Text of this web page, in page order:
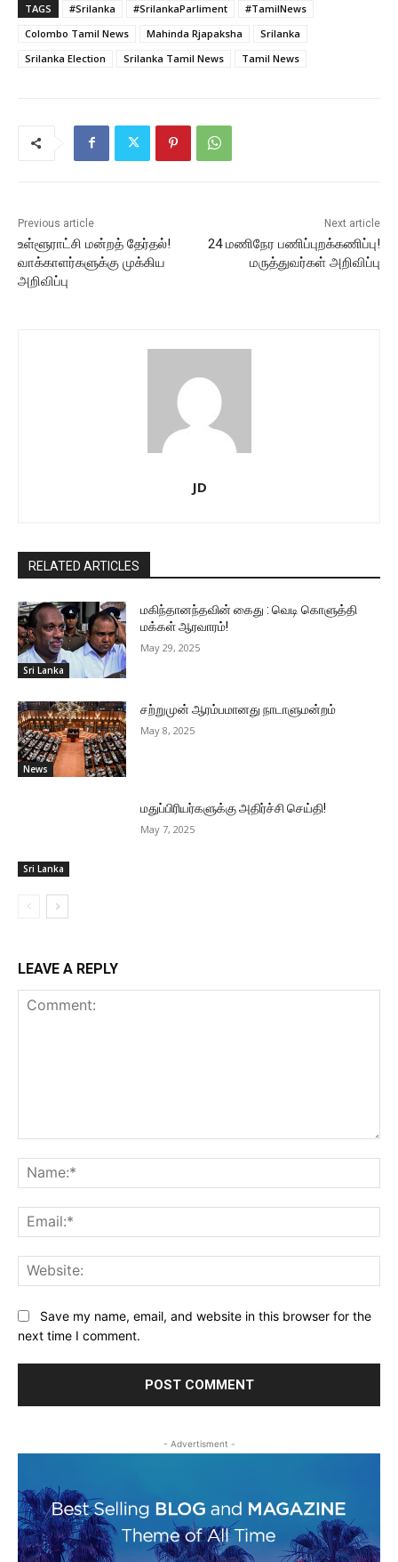
TAGS #Srilanka #SrilankaParliment
#TamilNews
Colombo Tamil News
Mahinda Rjapaksha
Srilanka
Srilanka Election
Srilanka Tamil News Tamil News
Previous article
உள்ளூராட்சி மன்றத் தேர்தல்!
வாக்காளர்களுக்கு முக்கிய
அறிவிப்பு
Next article
24 மணிநேர பணிப்புறக்கணிப்பு!
மருத்துவர்கள் அறிவிப்பு
JD
RELATED ARTICLES
Sri Lanka
மகிந்தானந்தவின் கைது : வெடி கொளுத்தி
மக்கள் ஆரவாரம்!
May 29, 2025
News
சற்றுமுன் ஆரம்பமானது நாடாளுமன்றம்
May 8, 2025
Sri Lanka
மதுப்பிரியர்களுக்கு அதிர்ச்சி செய்தி!
May 7, 2025
LEAVE A REPLY
Save my name, email, and website in this browser for the
next time I comment.
- Advertisment -